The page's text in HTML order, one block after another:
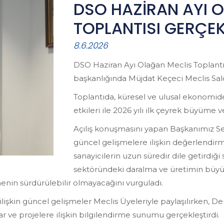
DSO HAZİRAN AYI
TOPLANTISI
8.6.2026
DSO Haziran Ayı Olağan Meclis
başkanlığında Müjdat Keçeci Meclis
Toplantıda, küresel ve ulusal
etkileri ile 2026 yılı ilk çeyrek büyüme
Açılış konuşmasını yapan
güncel gelişmelere ilişkin
sanayicilerin uzun süredir dile getirdiği
sektöründeki daralma ve üretimin
sürdürülebilir olmayacağını vurguladı.
güncel gelişmeler Meclis Üyeleriyle paylaşılırken,
ve projelere ilişkin bilgilendirme sunumu gerçekleştirdi.